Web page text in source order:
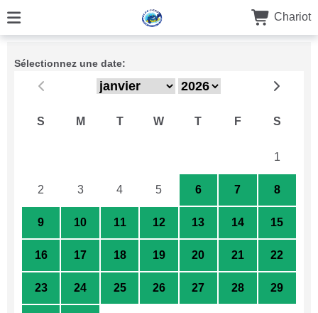
Chariot
Sélectionnez une date:
S M T W T F S
1
2 3 4 5 6 7 8
9 10 11 12 13 14 15
16 17 18 19 20 21 22
23 24 25 26 27 28 29